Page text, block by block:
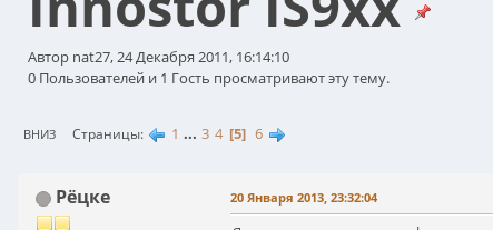
Автор nat27, 24 Декабря 2011, 16:14:10
0 Пользователей и 1 Гость просматривают эту тему.
ВНИЗ Страницы 1 ... 3 4 5 6
Рёцке 20 Января 2013, 23:32:04